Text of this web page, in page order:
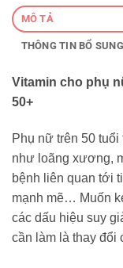
MÔ TẢ
THÔNG TIN BỔ SUNG
Vitamin cho phụ
50+
Phụ nữ trên 50
như loãng xương,
bệnh liên quan tới
mạnh mẽ… Muốn
các dấu hiệu suy
cần làm là thay đổi